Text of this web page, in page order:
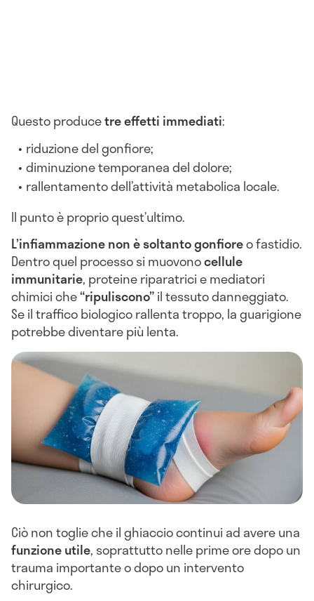
Questo producetre effetti immediati:
riduzione del gonfiore;
diminuzione temporanea del dolore;
rallentamento dell’attività metabolica locale.
Il punto è proprio quest’ultimo.
L’infiammazione non è soltanto gonfioreo fastidio.
Dentro quel processo si muovonocellule
immunitarie, proteine riparatrici e mediatori
chimici che“ripuliscono”il tessuto danneggiato.
Se il traffico biologico rallenta troppo, la guarigione
potrebbe diventare più lenta.
Ciò non toglie che il ghiaccio continui ad avere una
funzione utile, soprattutto nelle prime ore dopo un
trauma importante o dopo un intervento
chirurgico.